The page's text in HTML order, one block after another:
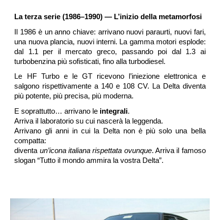
La terza serie (1986–1990) — L’inizio della metamorfosi
Il 1986 è un anno chiave: arrivano nuovi paraurti, nuovi fari,
una nuova plancia, nuovi interni. La gamma motori esplode:
dal 1.1 per il mercato greco, passando poi dal 1.3 ai
turbobenzina più sofisticati, fino alla turbodiesel.
Le HF Turbo e le GT ricevono l’iniezione elettronica e
salgono rispettivamente a 140 e 108 CV. La Delta diventa
più potente, più precisa, più moderna.
E soprattutto… arrivano le integrali.
Arriva il laboratorio su cui nascerà la leggenda.
Arrivano gli anni in cui la Delta non è più solo una bella
compatta:
diventa un’icona italiana rispettata ovunque. Arriva il famoso
slogan “Tutto il mondo ammira la vostra Delta”.